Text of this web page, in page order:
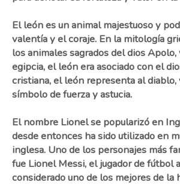
El león es un animal majestuoso y
valentía y el coraje. En la mitología
los animales sagrados del dios
egipcia, el león era asociado con el
cristiana, el león representa al diablo,
símbolo de fuerza y astucia.
El nombre Lionel se popularizó en
desde entonces ha sido utilizado en
inglesa. Uno de los personajes más
fue Lionel Messi, el jugador de fútbol
considerado uno de los mejores de la